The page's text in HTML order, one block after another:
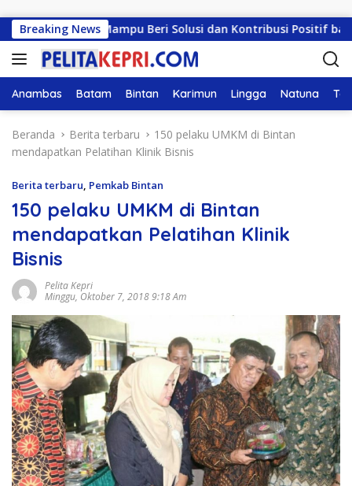
Breaking News
Harus Mampu Beri Solusi dan Kontribusi Positif bagi
Anambas Batam Bintan Karimun Lingga Natuna
Beranda Berita terbaru
150 pelaku UMKM di Bintan
mendapatkan Pelatihan Klinik Bisnis
Berita terbaru, Pemkab Bintan
150 pelaku UMKM di Bintan
mendapatkan Pelatihan Klinik
Bisnis
Pelita Kepri
Minggu, Oktober 7, 2018 9:18 Am